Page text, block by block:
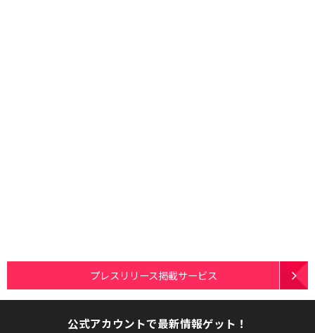
プレスリリース掲載サービス
公式アカウントで最新情報ゲット！